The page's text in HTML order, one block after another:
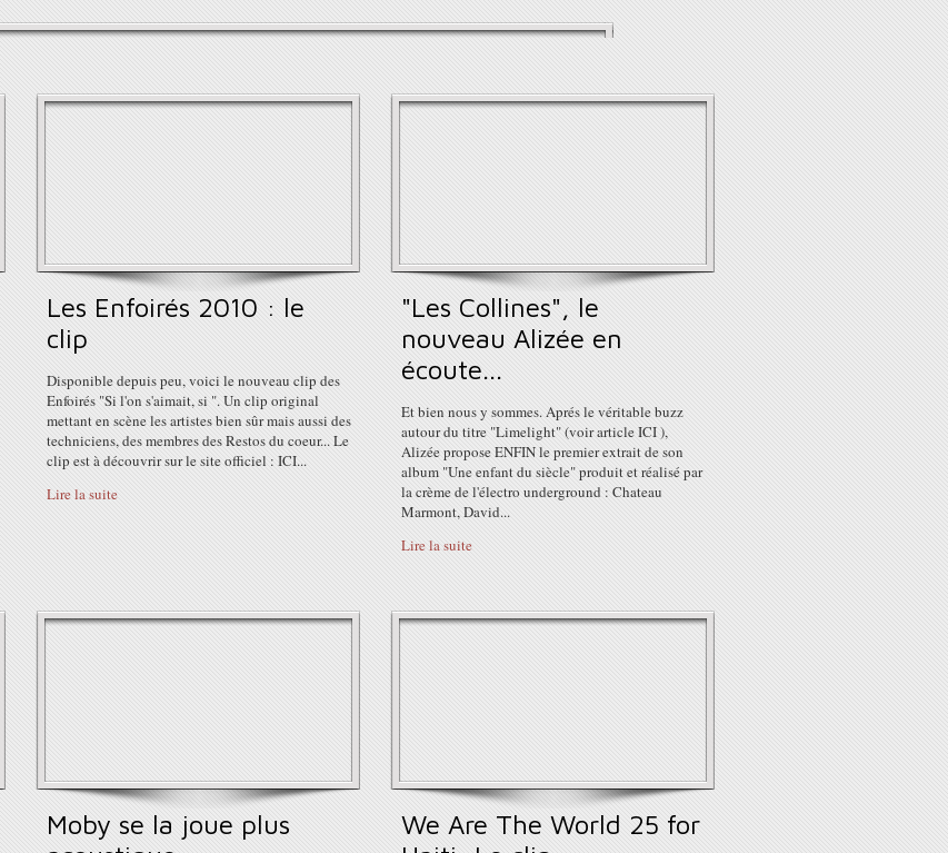
Les Enfoirés 2010 : le
clip
Disponible depuis peu, voici le nouveau clip des
Enfoirés "Si l'on s'aimait, si ". Un clip original
mettant en scène les artistes bien sûr mais aussi des
techniciens, des membres des Restos du coeur... Le
clip est à découvrir sur le site officiel : ICI...
Lire la suite
"Les Collines", le
nouveau Alizée en
écoute...
Et bien nous y sommes. Aprés le véritable buzz
autour du titre "Limelight" (voir article ICI ),
Alizée propose ENFIN le premier extrait de son
album "Une enfant du siècle" produit et réalisé par
la crème de l'électro underground : Chateau
Marmont, David...
Lire la suite
Moby se la joue plus
We Are The World 25 for